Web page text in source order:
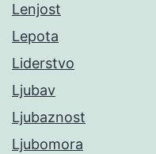
Lenjost
Lepota
Liderstvo
Ljubav
Ljubaznost
Ljubomora